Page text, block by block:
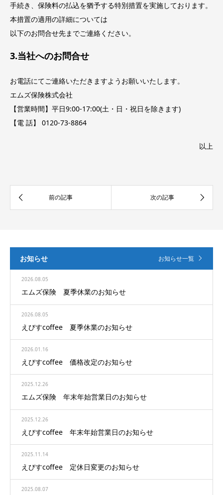
手続き、保険料の払込を猶予する特別措置を実施しております。
本措置の適用の詳細については
以下のお問合せ先までご連絡ください。
3.当社へのお問合せ
お電話にてご連絡いただきますようお願いいたします。
エムズ保険株式会社
【営業時間】平日9:00-17:00(土・日・祝日を除きます)
【電 話】 0120-73-8864
以上
お知らせ お知らせ一覧
2026.08.05
エムズ保険 夏季休業のお知らせ
2026.08.05
えびすcoffee 夏季休業のお知らせ
2026.01.16
えびすcoffee 価格改定のお知らせ
2025.12.26
エムズ保険 年末年始営業日のお知らせ
2025.12.26
えびすcoffee 年末年始営業日のお知らせ
2025.11.14
えびすcoffee 定休日変更のお知らせ
2025.08.07